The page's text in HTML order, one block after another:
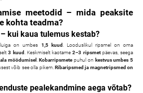
meetodid – mida peaksite
kohta teadma?
kui kaua tulemus kestab?
on umbes 1,5 kuud
. Looduslikul ripsmel on oma
3 kuud . Keskmiselt kaotame2–3 ripsmetpäevas, seega
möödumisel .Kobarripsmetepuhul on kestvus umbes 5
võib see olla pikem. Ribaripsmed ja magnetripsmed on
pealekandmine aega võtab?